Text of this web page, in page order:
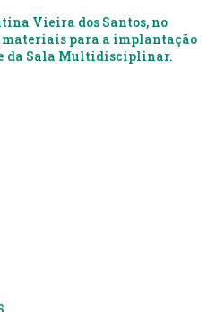
Vieira dos Santos, no
materiais para a implantação
da Sala Multidisciplinar.